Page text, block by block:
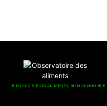
BIEN CHOISIR SES ALIMENTS, BIEN SE NOURRIR